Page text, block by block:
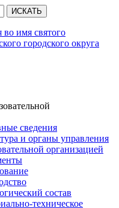
ИСКАТЬ
сведения
и органы управления
организацией
состав
техническое